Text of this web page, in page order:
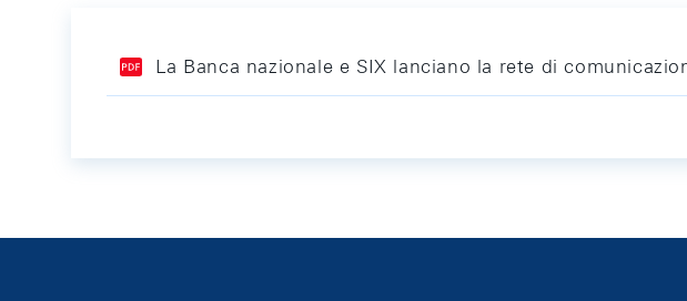
La Banca nazionale e SIX lanciano la rete di